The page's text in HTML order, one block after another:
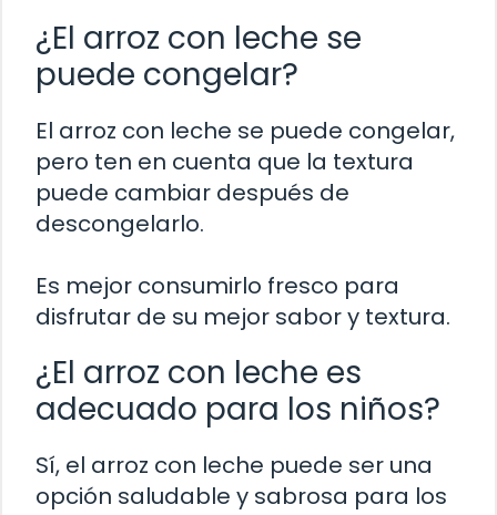
¿El arroz con leche se
puede congelar?
El arroz con leche se puede congelar,
pero ten en cuenta que la textura
puede cambiar después de
descongelarlo.
Es mejor consumirlo fresco para
disfrutar de su mejor sabor y textura.
¿El arroz con leche es
adecuado para los niños?
Sí, el arroz con leche puede ser una
opción saludable y sabrosa para los